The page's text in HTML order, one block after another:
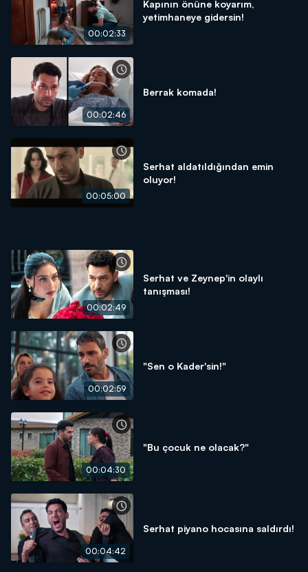
00:02:33
Kapının önüne koyarım,
yetimhaneye gidersin!
00:02:46
Berrak komada!
00:05:00
Serhat aldatıldığından emin
oluyor!
00:02:49
Serhat ve Zeynep'in olaylı
tanışması!
00:02:59
"Sen o Kader'sin!"
00:04:30
"Bu çocuk ne olacak?"
00:04:42
Serhat piyano hocasına saldırdı!